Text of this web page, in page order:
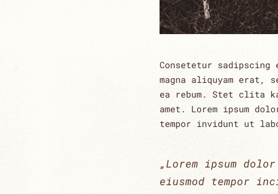
Consetetur
magna aliquyam erat,
ea rebum. Stet clita
amet. Lorem ipsum
tempor invidunt ut
„Lorem ipsum
eiusmod tempor